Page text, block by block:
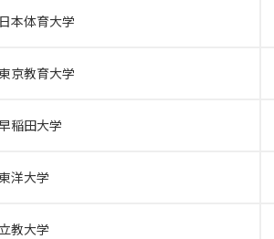
日本体育大学
京教育大学
稲田大学
洋大学
立教大学